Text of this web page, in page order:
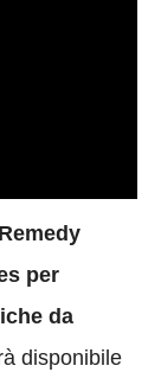
Remedy
per
da
disponibile